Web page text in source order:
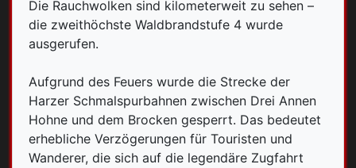
Die Rauchwolken sind kilometerweit zu sehen –
die zweithöchste Waldbrandstufe 4 wurde
ausgerufen.
Aufgrund des Feuers wurde die Strecke der
Harzer Schmalspurbahnen zwischen Drei Annen
Hohne und dem Brocken gesperrt. Das bedeutet
erhebliche Verzögerungen für Touristen und
Wanderer, die sich auf die legendäre Zugfahrt